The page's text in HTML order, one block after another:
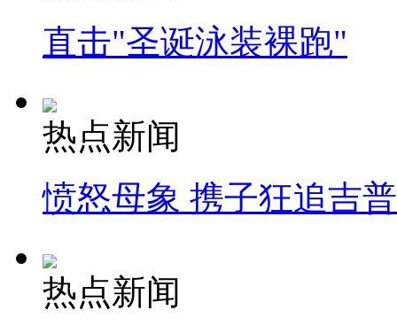
直击"圣诞泳装裸跑"
热点新闻
愤怒母象 携子狂追吉
热点新闻